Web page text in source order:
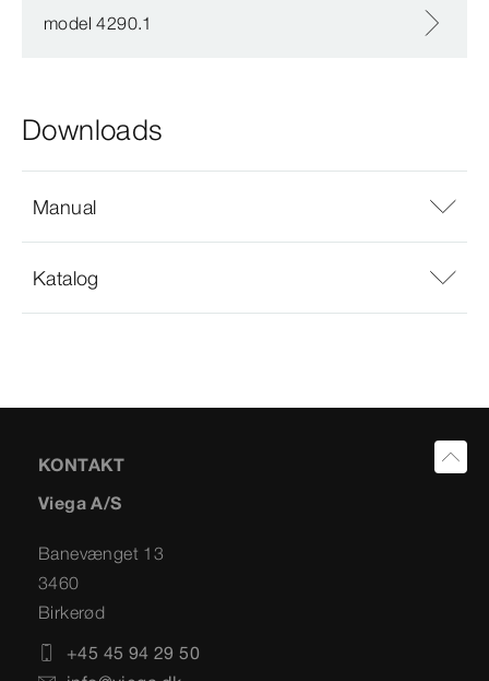
model 4290.1
Downloads
Manual
Katalog
KONTAKT
Viega A/S
Banevænget 13
3460
Birkerød
+45 45 94 29 50